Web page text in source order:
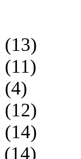
(13)
(11)
(4)
(12)
(14)
(14)